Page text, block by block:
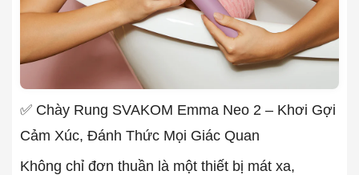
✅ Chày Rung SVAKOM Emma Neo 2 – Khơi Gợi
Cảm Xúc, Đánh Thức Mọi Giác Quan
Không chỉ đơn thuần là một thiết bị mát xa,